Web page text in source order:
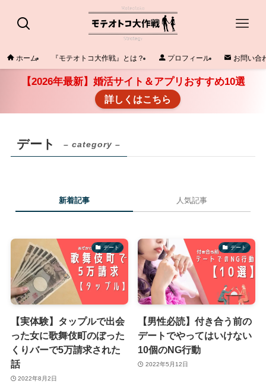
ホーム 『モテオトコ大作戦』とは？ プロフィール お問い合
【2026年最新】婚活サイト＆アプリおすすめ10選
詳しくはこちら
デート – category –
新着記事 人気記事
デート
【実体験】タップルで出会
った女に歌舞伎町のぼった
くりバーで5万請求された
話
2022年8月2日
デート
【男性必読】付き合う前の
デートでやってはいけない
10個のNG行動
2022年5月12日